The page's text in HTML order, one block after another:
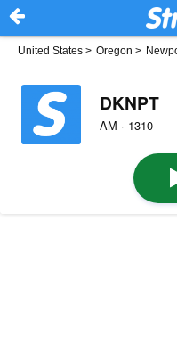
United States > Oregon >
DKNPT
AM · 1310